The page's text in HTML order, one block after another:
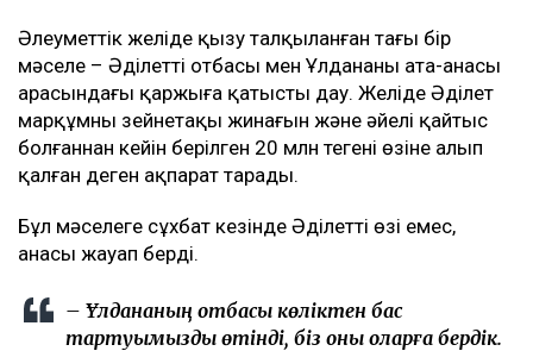
Әлеуметтік желіде қызу талқыланған тағы бір
мәселе – Әділеттің отбасы мен Ұлдананың ата-анасы
арасындағы қаржыға қатысты дау. Желіде Әділет
марқұмның зейнетақы жинағын және әйелі қайтыс
болғаннан кейін берілген 20 млн теңгені өзіне алып
қалған деген ақпарат тарады.
Бұл мәселеге сұхбат кезінде Әділеттің өзі емес,
анасы жауап берді.
– Ұлдананың отбасы көліктен бас
тартуымызды өтінді, біз оны оларға бердік.